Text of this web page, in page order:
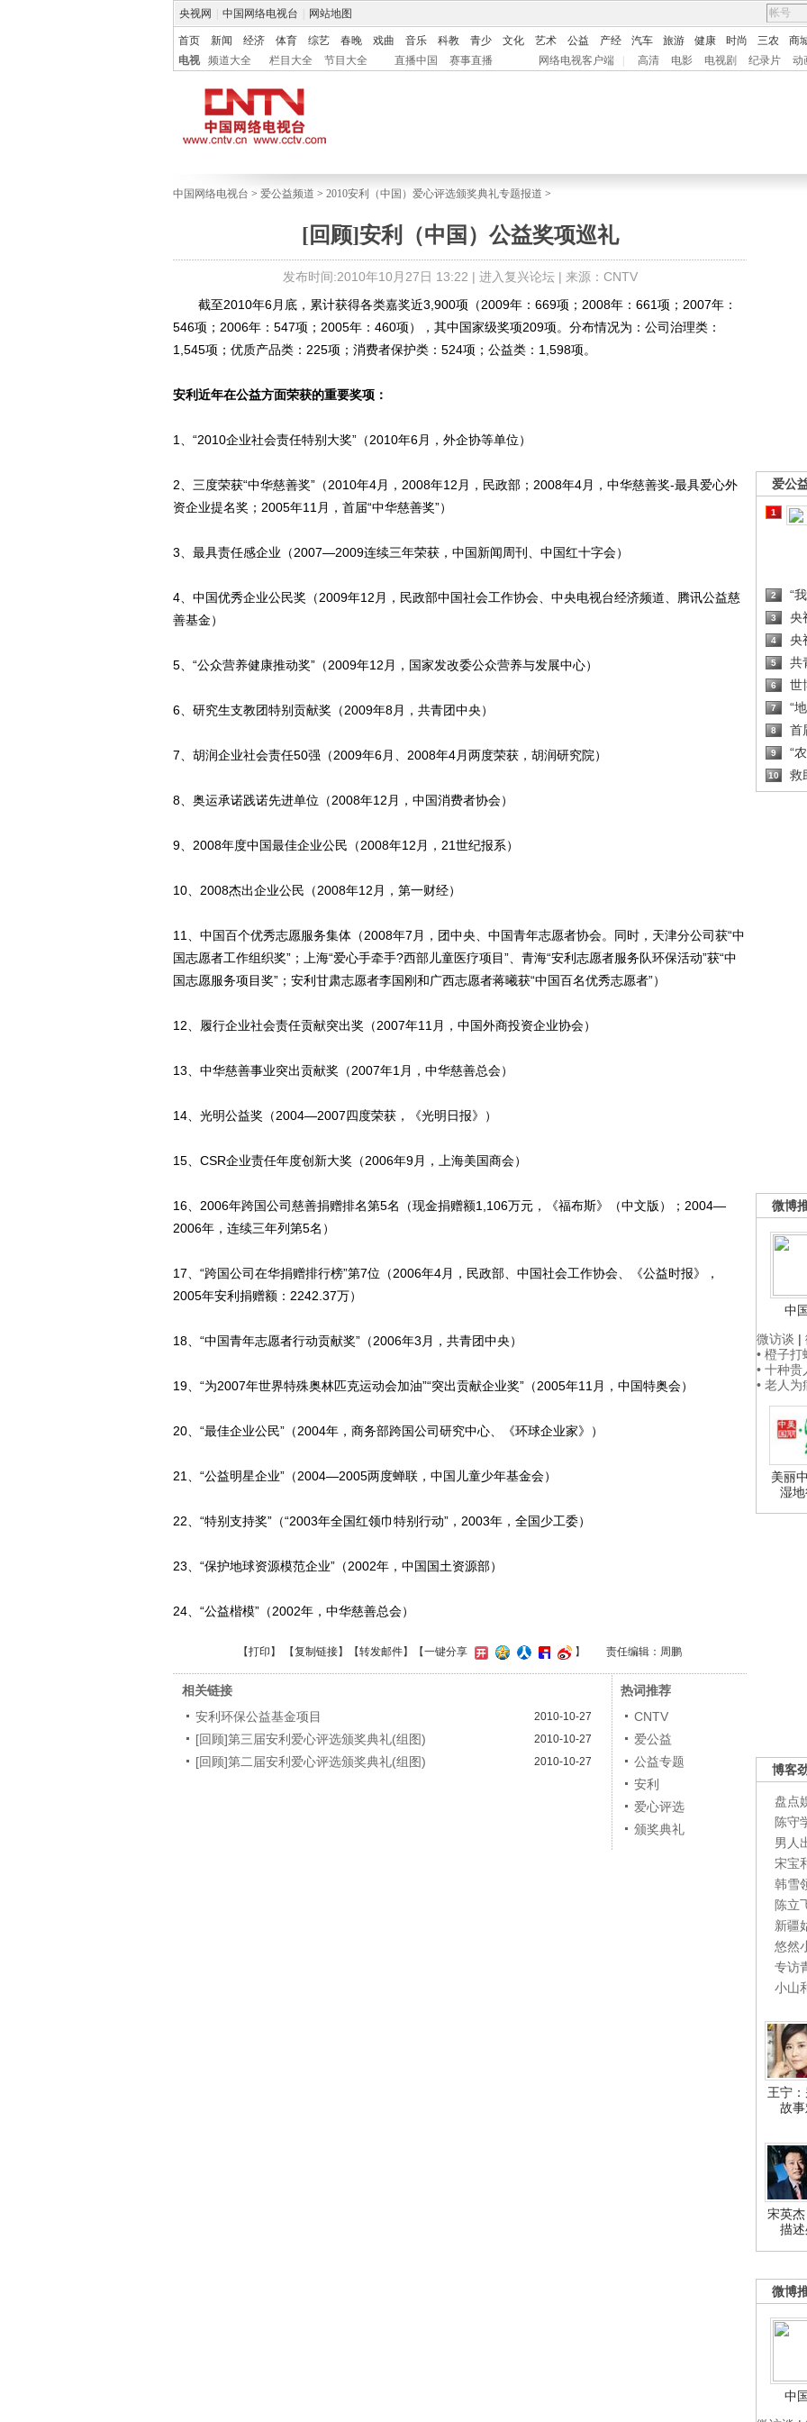
央视网 中国网络电视台 网站地图
首页 新闻 经济 体育 综艺 春晚 戏曲 音乐 科教 青少 文化 艺术 公益 产经 汽车 旅游 健康 时尚 三农 商
电视
频道大全 栏目大全 节目大全 直播中国 赛事直播 网络电视客户端 高清 电影 电视剧 纪录片 动
中国网络电视台 > 爱公益频道 > 2010安利（中国）爱心评选颁奖典礼专题报道 >
[回顾]安利（中国）公益奖项巡礼
发布时间:2010年10月27日 13:22 | 进入复兴论坛| 来源：CNTV
爱公
1
2 “
3 央
4 央
5 共
6 世
7 “
8 首
9 “
10 救
微博
中
微访谈 |
• 橙子打
• 十种
• 老人
美丽
湿
博客
盘点
陈守
男人
宋宝
韩雪
陈立
新疆
悠然
专访
小山
王宁
故
宋英杰
描
微博
中
截至2010年6月底，累计获得各类嘉奖近3,900项（2009年：669项；2008年：661项；2007年：
546项；2006年：547项；2005年：460项），其中国家级奖项209项。分布情况为：公司治理类：
1,545项；优质产品类：225项；消费者保护类：524项；公益类：1,598项。
安利近年在公益方面荣获的重要奖项：
1、“2010企业社会责任特别大奖”（2010年6月，外企协等单位）
2、三度荣获“中华慈善奖”（2010年4月，2008年12月，民政部；2008年4月，中华慈善奖-最具爱心外
资企业提名奖；2005年11月，首届“中华慈善奖”）
3、最具责任感企业（2007—2009连续三年荣获，中国新闻周刊、中国红十字会）
4、中国优秀企业公民奖（2009年12月，民政部中国社会工作协会、中央电视台经济频道、腾讯公益慈
善基金）
5、“公众营养健康推动奖”（2009年12月，国家发改委公众营养与发展中心）
6、研究生支教团特别贡献奖（2009年8月，共青团中央）
7、胡润企业社会责任50强（2009年6月、2008年4月两度荣获，胡润研究院）
8、奥运承诺践诺先进单位（2008年12月，中国消费者协会）
9、2008年度中国最佳企业公民（2008年12月，21世纪报系）
10、2008杰出企业公民（2008年12月，第一财经）
11、中国百个优秀志愿服务集体（2008年7月，团中央、中国青年志愿者协会。同时，天津分公司获“中
国志愿者工作组织奖”；上海“爱心手牵手?西部儿童医疗项目”、青海“安利志愿者服务队环保活动”获“中
国志愿服务项目奖”；安利甘肃志愿者李国刚和广西志愿者蒋曦获“中国百名优秀志愿者”）
12、履行企业社会责任贡献突出奖（2007年11月，中国外商投资企业协会）
13、中华慈善事业突出贡献奖（2007年1月，中华慈善总会）
14、光明公益奖（2004—2007四度荣获，《光明日报》）
15、CSR企业责任年度创新大奖（2006年9月，上海美国商会）
16、2006年跨国公司慈善捐赠排名第5名（现金捐赠额1,106万元，《福布斯》（中文版）；2004—
2006年，连续三年列第5名）
17、“跨国公司在华捐赠排行榜”第7位（2006年4月，民政部、中国社会工作协会、《公益时报》，
2005年安利捐赠额：2242.37万）
18、“中国青年志愿者行动贡献奖”（2006年3月，共青团中央）
19、“为2007年世界特殊奥林匹克运动会加油”“突出贡献企业奖”（2005年11月，中国特奥会）
20、“最佳企业公民”（2004年，商务部跨国公司研究中心、《环球企业家》）
21、“公益明星企业”（2004—2005两度蝉联，中国儿童少年基金会）
22、“特别支持奖”（“2003年全国红领巾特别行动”，2003年，全国少工委）
23、“保护地球资源模范企业”（2002年，中国国土资源部）
24、“公益楷模”（2002年，中华慈善总会）
【打印 】 【复制链接】【转发邮件】 【一键分享 】 责任编辑：周鹏
相关链接
安利环保公益基金项目
2010-10-27
[回顾]第三届安利爱心评选颁奖典礼(组图) 2010-10-27
[回顾]第二届安利爱心评选颁奖典礼(组图) 2010-10-27
热词推荐
CNTV
爱公益
公益专题
安利
爱心评选
颁奖典礼